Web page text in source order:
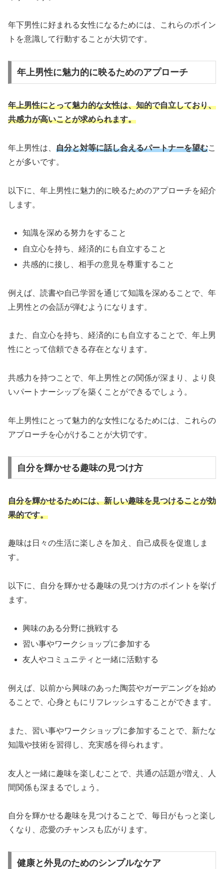
年下男性に好まれる女性になるためには、これらのポイン
トを意識して行動することが大切です。
年上男性に魅力的に映るためのアプローチ
年上男性にとって魅力的な女性は、知的で自立しており、
共感力が高いことが求められます。
年上男性は、 自分と対等に話し合えるパートナーを望むこ
とが多いです。
以下に、年上男性に魅力的に映るためのアプローチを紹介
します。
知識を深める努力をすること
自立心を持ち、経済的にも自立すること
共感的に接し、相手の意見を尊重すること
例えば、読書や自己学習を通じて知識を深めることで、年
上男性との会話が弾むようになります。
また、自立心を持ち、経済的にも自立することで、年上男
性にとって信頼できる存在となります。
共感力を持つことで、年上男性との関係が深まり、より良
いパートナーシップを築くことができるでしょう。
年上男性にとって魅力的な女性になるためには、これらの
アプローチを心がけることが大切です。
自分を輝かせる趣味の見つけ方
自分を輝かせるためには、新しい趣味を見つけることが効
果的です。
趣味は日々の生活に楽しさを加え、自己成長を促進しま
す。
以下に、自分を輝かせる趣味の見つけ方のポイントを挙げ
ます。
興味のある分野に挑戦する
習い事やワークショップに参加する
友人やコミュニティと一緒に活動する
例えば、以前から興味のあった陶芸やガーデニングを始め
ることで、心身ともにリフレッシュすることができます。
また、習い事やワークショップに参加することで、新たな
知識や技術を習得し、充実感を得られます。
友人と一緒に趣味を楽しむことで、共通の話題が増え、人
間関係も深まるでしょう。
自分を輝かせる趣味を見つけることで、毎日がもっと楽し
くなり、恋愛のチャンスも広がります。
健康と外見のためのシンプルなケア